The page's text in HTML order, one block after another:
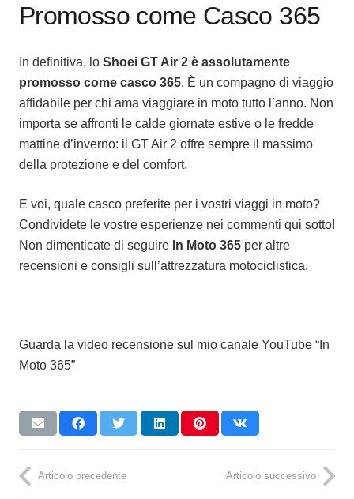
Promosso come Casco 365
In definitiva, lo Shoei GT Air 2 è assolutamente
promosso come casco 365. È un compagno di viaggio
affidabile per chi ama viaggiare in moto tutto l’anno. Non
importa se affronti le calde giornate estive o le fredde
mattine d’inverno: il GT Air 2 offre sempre il massimo
della protezione e del comfort.
E voi, quale casco preferite per i vostri viaggi in moto?
Condividete le vostre esperienze nei commenti qui sotto!
Non dimenticate di seguire In Moto 365 per altre
recensioni e consigli sull’attrezzatura motociclistica.
Guarda la video recensione sul mio canale YouTube “In
Moto 365”
Articolo precedente Articolo successivo